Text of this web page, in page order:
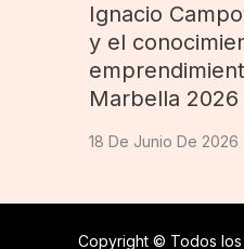
Ignacio
y el
Marbella 2026
18 De Junio De 2026
Copyright © Todos